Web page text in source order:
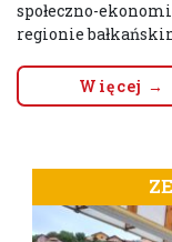
społeczno-
regionie
Więcej →